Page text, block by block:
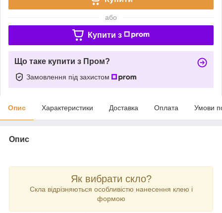
або
Купити з
Що таке купити з Пром?
Замовлення під захистом
Опис Характеристики Доставка Оплата Умови
Опис
Як вибрати скло?
Скла відрізняються особливістю нанесення клею і
формою